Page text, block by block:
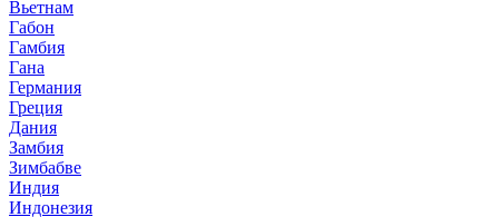
Вьетнам
Габон
Гамбия
Гана
Германия
Греция
Дания
Замбия
Зимбабве
Индия
Индонезия